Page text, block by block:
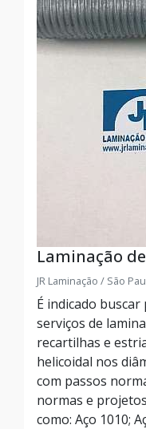
Laminação
JR Laminação / São
É indicado
serviços de
recartilhas e
helicoidal nos
com passos
normas e
como: Aço 1010;